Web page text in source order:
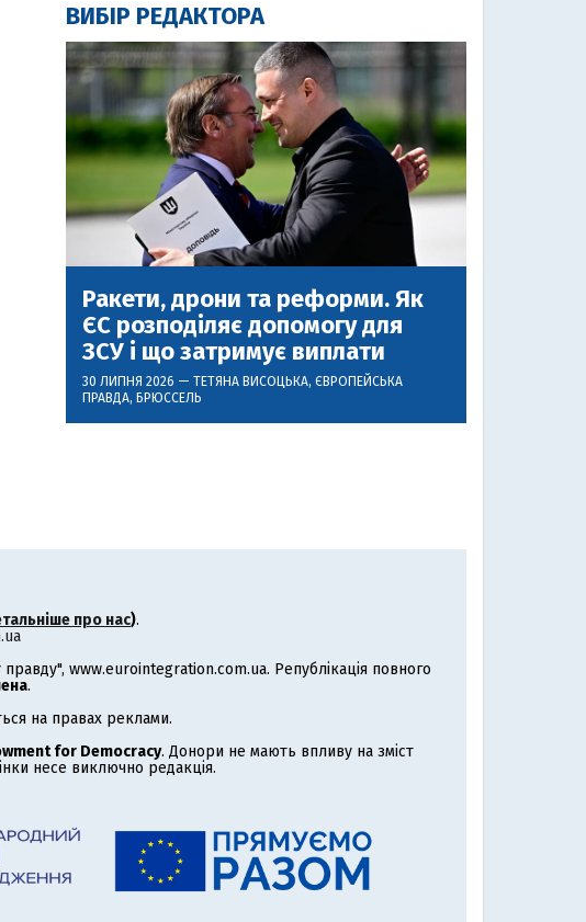
ВИБІР РЕДАКТОРА
Ракети, дрони та реформи. Як
ЄС розподіляє допомогу для
ЗСУ і що затримує виплати
30 ЛИПНЯ 2026 — ТЕТЯНА ВИСОЦЬКА, ЄВРОПЕЙСЬКА
ПРАВДА, БРЮССЕЛЬ
про нас).
www.eurointegration.com.ua. Републікація повного
.
на правах реклами.
for Democracy. Донори не мають впливу на зміст
несе виключно редакція.